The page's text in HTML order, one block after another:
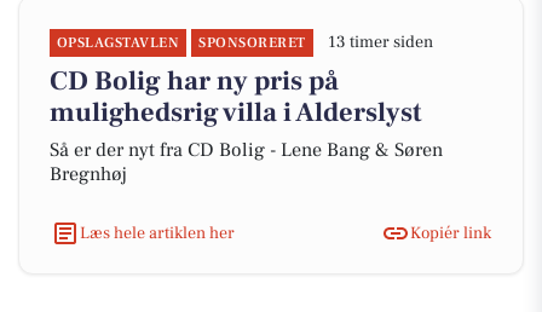
OPSLAGSTAVLEN SPONSORERET 13 timer siden
CD Bolig har ny pris på
mulighedsrig villa i Alderslyst
Så er der nyt fra CD Bolig - Lene Bang & Søren
Bregnhøj
Læs hele artiklen her Kopiér link